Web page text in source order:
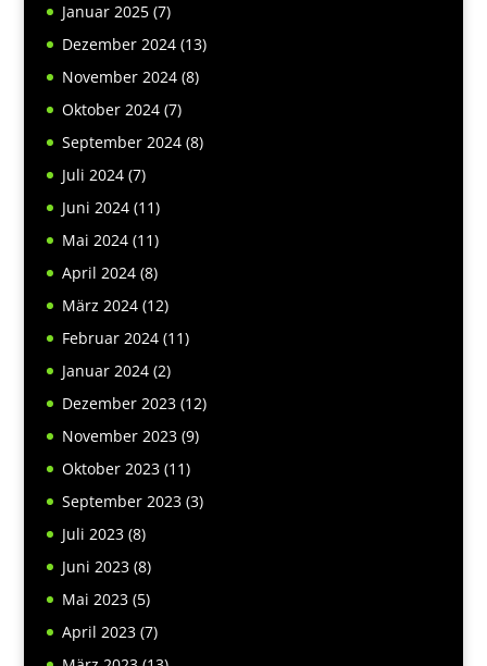
Januar 2025(7)
Dezember 2024(13)
November 2024(8)
Oktober 2024(7)
September 2024(8)
Juli 2024(7)
Juni 2024(11)
Mai 2024(11)
April 2024(8)
März 2024(12)
Februar 2024(11)
Januar 2024(2)
Dezember 2023(12)
November 2023(9)
Oktober 2023(11)
September 2023(3)
Juli 2023(8)
Juni 2023(8)
Mai 2023(5)
April 2023(7)